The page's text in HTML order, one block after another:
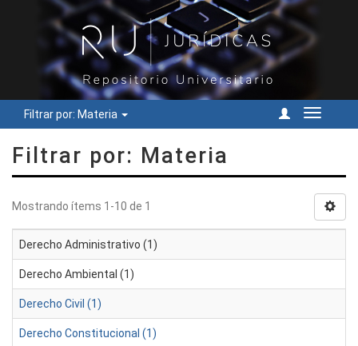
Filtrar por: Materia
Cambiar
Filtrar por: Materia
Mostrando ítems 1-10 de 1
Derecho Administrativo (1)
Derecho Ambiental (1)
Derecho Civil (1)
Derecho Constitucional (1)